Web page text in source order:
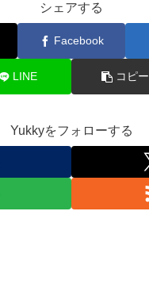
シェアする
Facebook
LINE コピー
Yukkyをフォローする